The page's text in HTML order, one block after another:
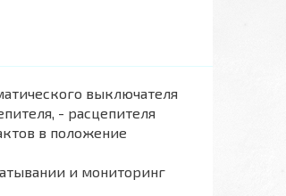
выключателя
- расцепителя
в положение
и мониторинг